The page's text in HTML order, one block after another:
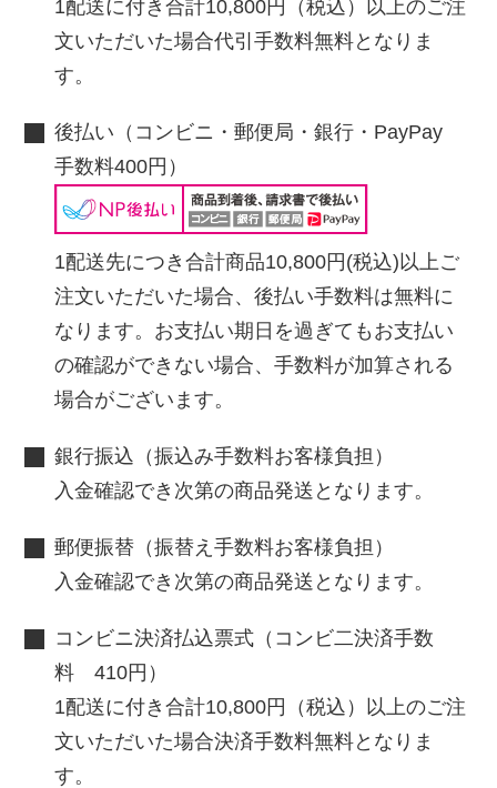
1配送に付き合計10,800円（税込）以上のご注
文いただいた場合代引手数料無料となりま
す。
後払い（コンビニ・郵便局・銀行・PayPay
手数料400円）
1配送先につき合計商品10,800円(税込)以上ご
注文いただいた場合、後払い手数料は無料に
なります。お支払い期日を過ぎてもお支払い
の確認ができない場合、手数料が加算される
場合がございます。
銀行振込（振込み手数料お客様負担）
入金確認でき次第の商品発送となります。
郵便振替（振替え手数料お客様負担）
入金確認でき次第の商品発送となります。
コンビニ決済払込票式（コンビ二決済手数
料 410円）
1配送に付き合計10,800円（税込）以上のご注
文いただいた場合決済手数料無料となりま
す。